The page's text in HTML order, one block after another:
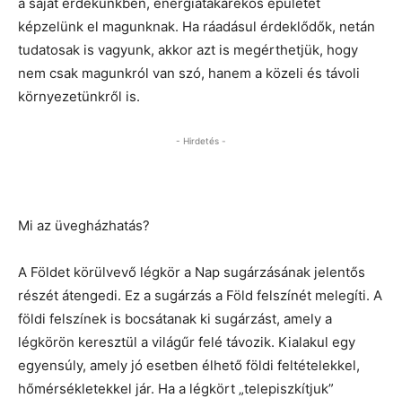
képzelünk el magunknak. Ha ráadásul érdeklődők, netán
tudatosak is vagyunk, akkor azt is megérthetjük, hogy
nem csak magunkról van szó, hanem a közeli és távoli
környezetünkről is.
- Hirdetés -
Mi az üvegházhatás?
A Földet körülvevő légkör a Nap sugárzásának jelentős
részét átengedi. Ez a sugárzás a Föld felszínét melegíti. A
földi felszínek is bocsátanak ki sugárzást, amely a
légkörön keresztül a világűr felé távozik. Kialakul egy
egyensúly, amely jó esetben élhető földi feltételekkel,
hőmérsékletekkel jár. Ha a légkört „telepiszkítjuk”